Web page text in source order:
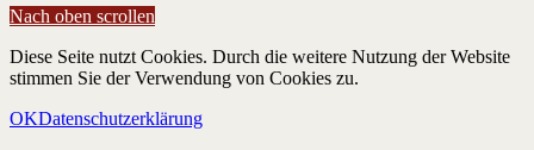
Nach oben scrollen
Diese Seite nutzt Cookies. Durch die weitere Nutzung der Website
stimmen Sie der Verwendung von Cookies zu.
OKDatenschutzerklärung